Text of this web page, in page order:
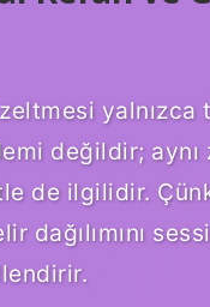
yalnızca
değildir; aynı
de ilgilidir.
dağılımını